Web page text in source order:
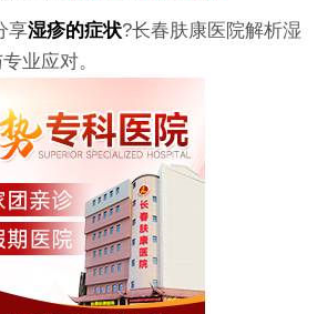
享湿疹的症状?长春肤康医院解析湿
业应对。